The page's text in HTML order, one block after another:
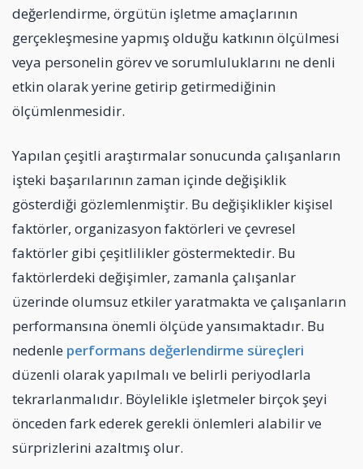
değerlendirme, örgütün işletme amaçlarının
gerçekleşmesine yapmış olduğu katkının ölçülmesi
veya personelin görev ve sorumluluklarını ne denli
etkin olarak yerine getirip getirmediğinin
ölçümlenmesidir.
Yapılan çeşitli araştırmalar sonucunda çalışanların
işteki başarılarının zaman içinde değişiklik
gösterdiği gözlemlenmiştir. Bu değişiklikler kişisel
faktörler, organizasyon faktörleri ve çevresel
faktörler gibi çeşitlilikler göstermektedir. Bu
faktörlerdeki değişimler, zamanla çalışanlar
üzerinde olumsuz etkiler yaratmakta ve çalışanların
performansına önemli ölçüde yansımaktadır. Bu
nedenle performans değerlendirme süreçleri
düzenli olarak yapılmalı ve belirli periyodlarla
tekrarlanmalıdır. Böylelikle işletmeler birçok şeyi
önceden fark ederek gerekli önlemleri alabilir ve
sürprizlerini azaltmış olur.